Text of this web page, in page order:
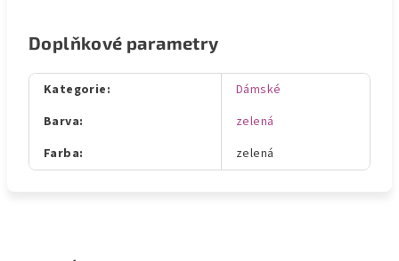
Doplňkové parametry
Kategorie:
Dámské
Barva:
zelená
Farba: zelená